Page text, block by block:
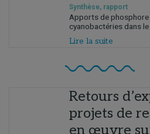
Synthèse, rapport
Apports de
cyanobactéries dans le
Lire la suite
Retours
projets de
en œuvre